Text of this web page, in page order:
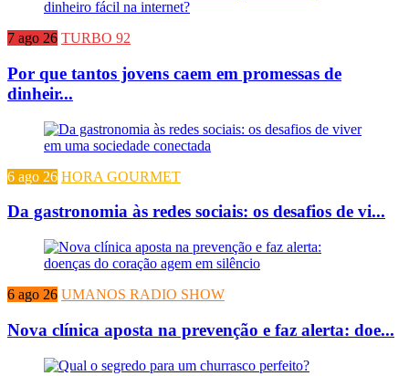
7 ago 26 TURBO 92
Por que tantos jovens caem em promessas de
dinheir...
6 ago 26 HORA GOURMET
Da gastronomia às redes sociais: os desafios de vi...
6 ago 26 UMANOS RADIO SHOW
Nova clínica aposta na prevenção e faz alerta: doe...